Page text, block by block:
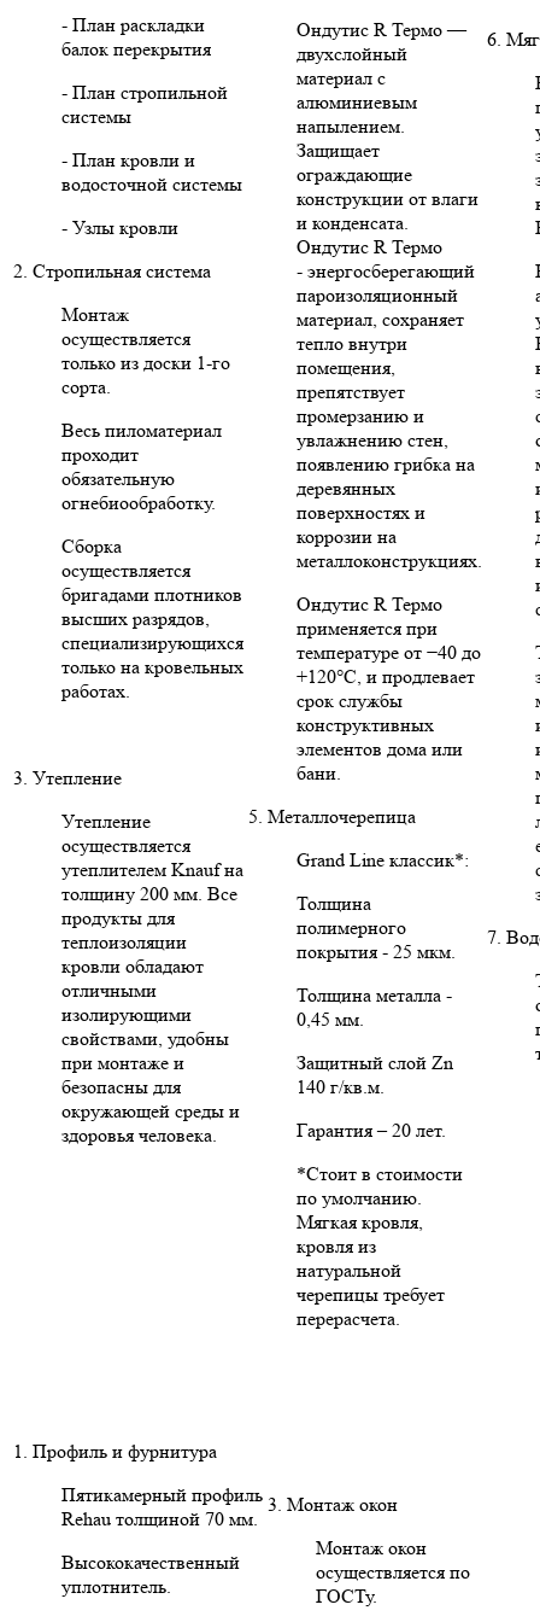
- План раскладки
балок перекрытия
- План стропильной
системы
- План кровли и
водосточной системы
- Узлы кровли
2. Стропильная система
Монтаж
осуществляется
только из доски 1-го
сорта.
Весь пиломатериал
проходит
обязательную
огнебиообработку.
Сборка
осуществляется
бригадами плотников
высших разрядов,
специализирующихся
только на кровельных
работах.
3. Утепление
Утепление
осуществляется
утеплителем Knauf на
толщину 200 мм. Все
продукты для
теплоизоляции
кровли обладают
отличными
изолирующими
свойствами, удобны
при монтаже и
безопасны для
окружающей среды и
здоровья человека.
Ондутис R Термо —
двухслойный
материал с
алюминиевым
напылением.
Защищает
ограждающие
конструкции от влаги
и конденсата.
Ондутис R Термо
- энергосберегающий
пароизоляционный
материал, сохраняет
тепло внутри
помещения,
препятствует
промерзанию и
увлажнению стен,
появлению грибка на
деревянных
поверхностях и
коррозии на
металлоконструкциях.
Ондутис R Термо
применяется при
температуре от −40 до
+120°C, и продлевает
срок службы
конструктивных
элементов дома или
бани.
5. Металлочерепица
Grand Line классик*:
Толщина
полимерного
покрытия - 25 мкм.
Толщина металла -
0,45 мм.
Защитный слой Zn
140 г/кв.м.
Гарантия – 20 лет.
*Стоит в стоимости
по умолчанию.
Мягкая кровля,
кровля из
натуральной
черепицы требует
перерасчета.
6.
7.
1. Профиль и фурнитура
Пятикамерный профиль
Rehau толщиной 70 мм.
Высококачественный
уплотнитель.
3. Монтаж окон
Монтаж окон
осуществляется по
ГОСТу.